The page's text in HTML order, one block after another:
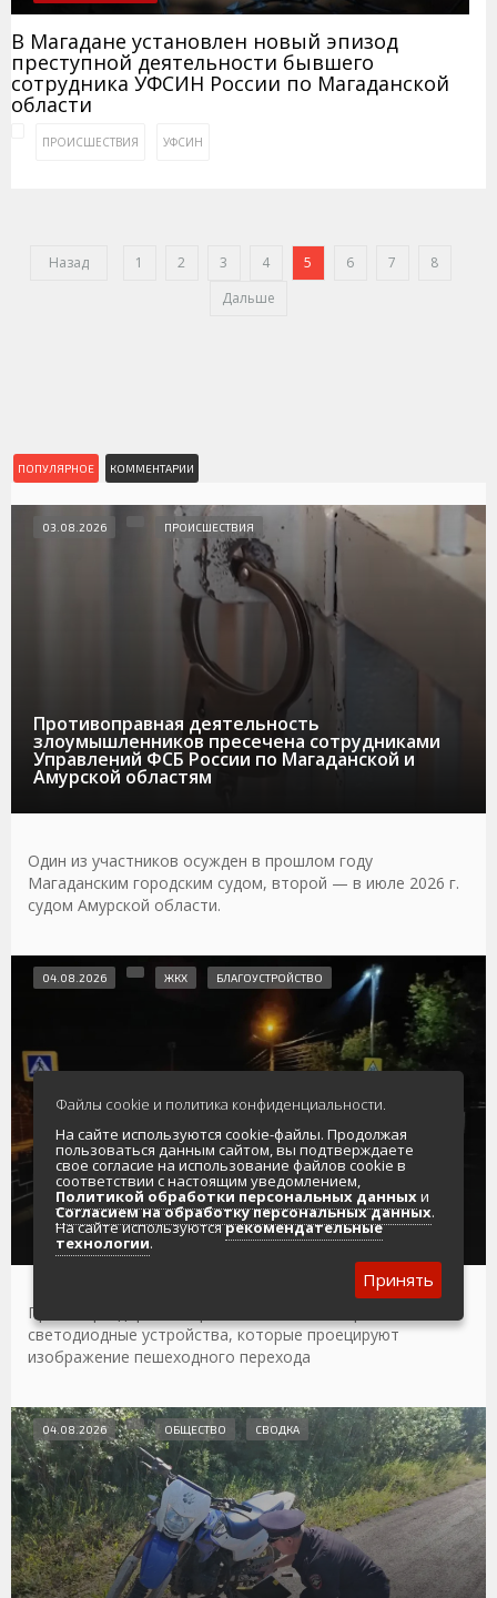
В Магадане установлен новый эпизод
преступной деятельности бывшего
сотрудника УФСИН России по Магаданской
области
ПРОИСШЕСТВИЯ УФСИН
Назад 1 2 3 4 5 6 7
8
Дальше
ПОПУЛЯРНОЕ КОММЕНТАРИИ
Противоправная деятельность
злоумышленников пресечена сотрудниками
Управлений ФСБ России по Магаданской и
Амурской областям
03.08.2026 ПРОИСШЕСТВИЯ
Один из участников осужден в прошлом году
Магаданским городским судом, второй — в июле 2026 г.
судом Амурской области.
Проекторы дорожной разметки установят в
Магадане в текущем сезоне благоустройства
04.08.2026 ЖКХ БЛАГОУСТРОЙСТВО
Проекторы дорожной разметки — это современные
светодиодные устройства, которые проецируют
изображение пешеходного перехода
04.08.2026 ОБЩЕСТВО СВОДКА
Файлы cookie и политика конфиденциальности.
На сайте используются cookie-файлы. Продолжая
пользоваться данным сайтом, вы подтверждаете
свое согласие на использование файлов cookie в
соответствии с настоящим уведомлением,
Политикой обработки персональных данныхи
Согласием на обработку персональных данных.
На сайте используютсярекомендательные
технологии.
Принять